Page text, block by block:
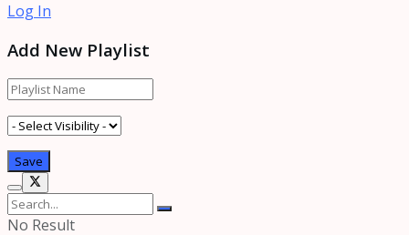
Log In
Add New Playlist
No Result